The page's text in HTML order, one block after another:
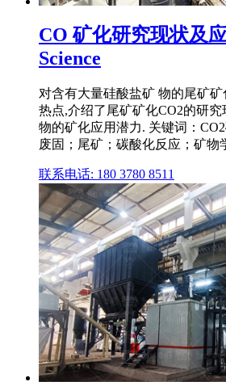
CO 矿化研究现状及
Science
对含有大量硅酸盐矿 物的尾矿
热点,介绍了尾矿矿化CO2的研
物的矿化应用潜力. 关键词：
废固；尾矿；碳酸化反应；矿物
联系电话: 180 3780 8511